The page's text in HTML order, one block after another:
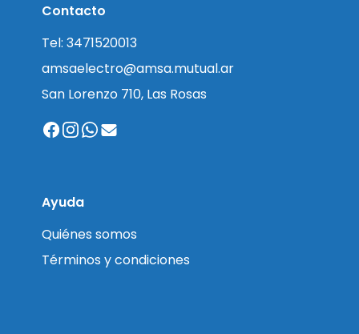
Contacto
Tel: 3471520013
amsaelectro@amsa.mutual.ar
San Lorenzo 710, Las Rosas
Ayuda
Quiénes somos
Términos y condiciones